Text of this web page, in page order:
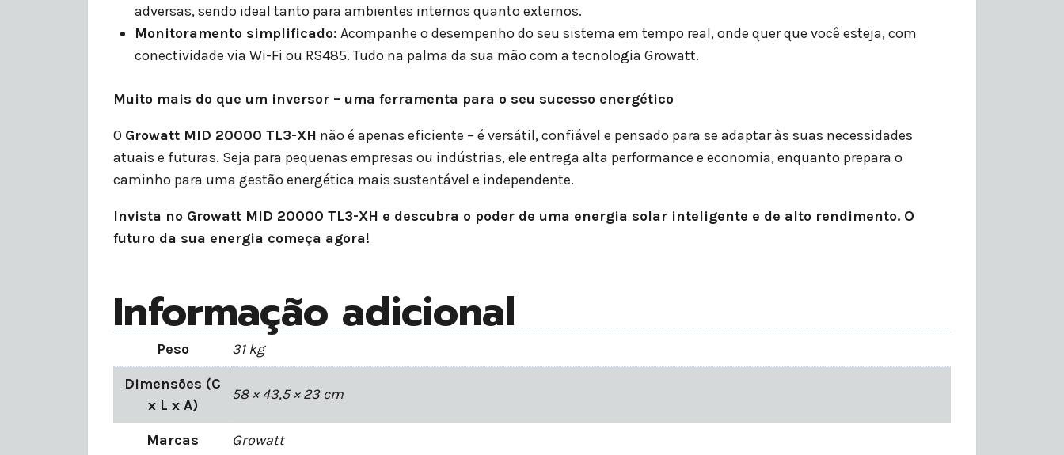
adversas, sendo ideal tanto para ambientes internos quanto externos.
Monitoramento simplificado: Acompanhe o desempenho do seu sistema em tempo real, onde quer que você esteja, com
conectividade via Wi-Fi ou RS485. Tudo na palma da sua mão com a tecnologia Growatt.
Muito mais do que um inversor – uma ferramenta para o seu sucesso energético
O Growatt MID 20000 TL3-XH não é apenas eficiente – é versátil, confiável e pensado para se adaptar às suas necessidades
atuais e futuras. Seja para pequenas empresas ou indústrias, ele entrega alta performance e economia, enquanto prepara o
caminho para uma gestão energética mais sustentável e independente.
Invista no Growatt MID 20000 TL3-XH e descubra o poder de uma energia solar inteligente e de alto rendimento. O
futuro da sua energia começa agora!
Informação adicional
Peso
31 kg
Dimensões (C
x L x A)
58 × 43,5 × 23 cm
Marcas Growatt